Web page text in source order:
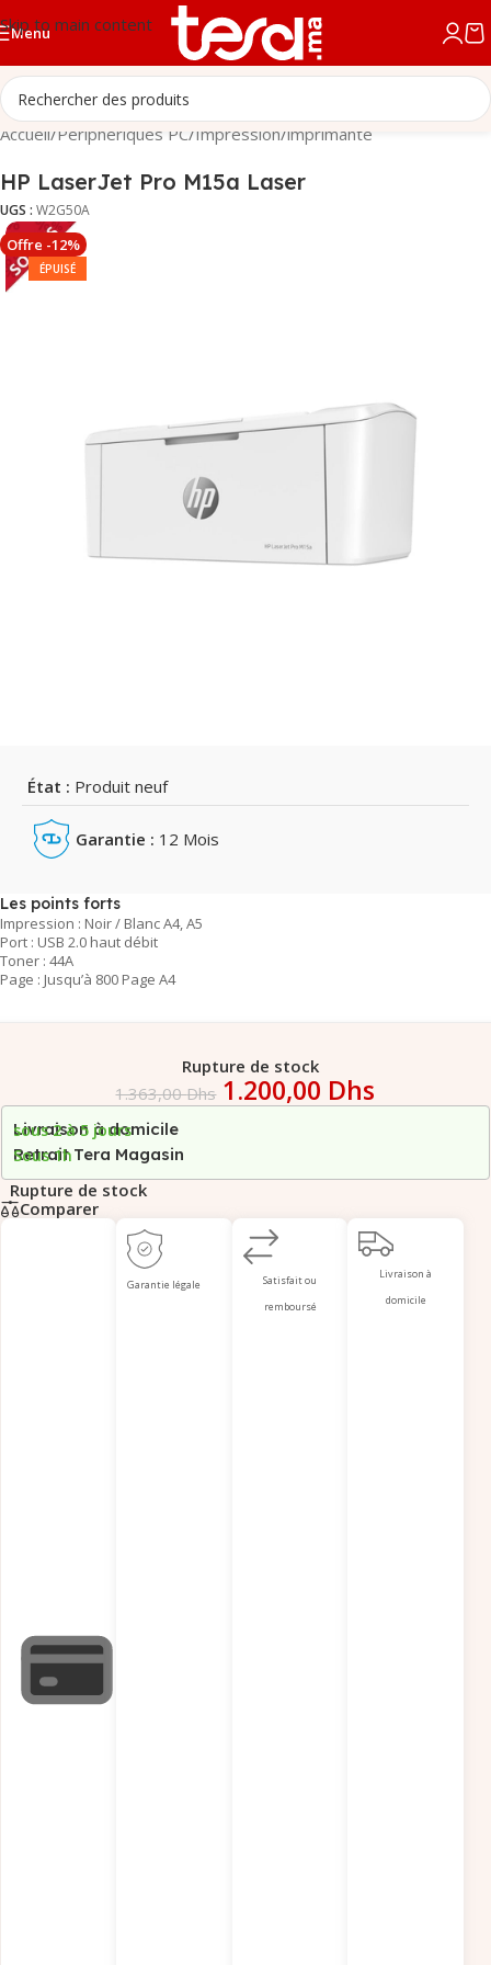
Skip to main content
Menu
Accueil/Périphériques PC/Impression/imprimante
HP LaserJet Pro M15a Laser
UGS : W2G50A
Offre -12%
ÉPUISÉ
État : Produit neuf
Garantie : 12 Mois
Les points forts
Impression : Noir / Blanc A4, A5
Port : USB 2.0 haut débit
Toner : 44A
Page : Jusqu’à 800 Page A4
Rupture de stock
1.363,00Dhs 1.200,00 Dhs
Livraison à domicile
sous 2 à 5 jours
Retrait Tera Magasin
Sous 1h
Rupture de stock
Comparer
Garantie légale
Satisfait ou
remboursé
Livraison à
domicile